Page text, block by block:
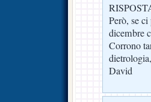
Però, se
dicembre
Corrono
David